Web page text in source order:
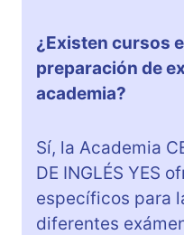
¿Existen cursos
preparación de
academia?
Sí, la Academia
DE INGLÉS YES
específicos para
diferentes